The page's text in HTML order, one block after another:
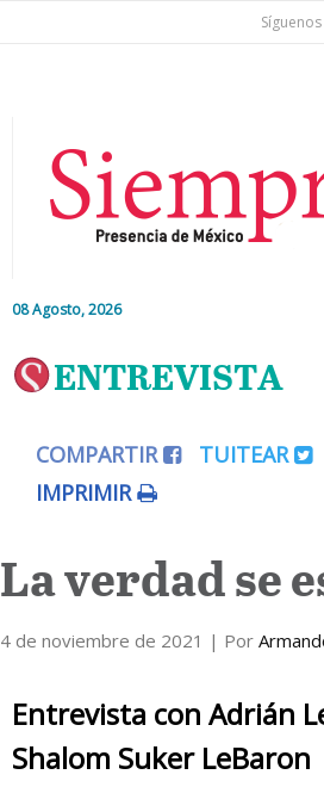
08 Agosto, 2026
Nacional
Internacional
Cultura
ENTREVISTA
COMPARTIR TUITEAR
IMPRIMIR
La verdad se
4 de noviembre de 2021 | Por
Entrevista con Adrián
Shalom Suker LeBaron